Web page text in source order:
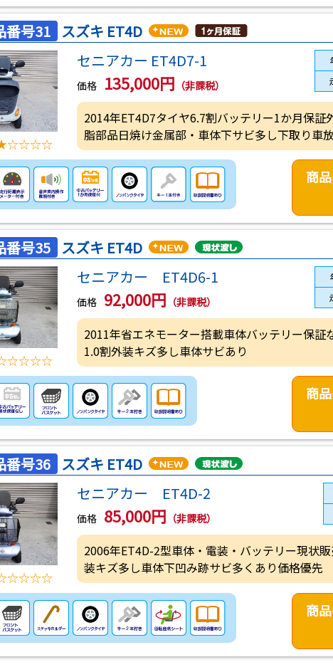
番号31 スズキ ET4D
セニアカー ET4D7-1
価格 135,000円 （非課税）
2014年ET4D7タイヤ6.7割バッテリー1か月保証
脂部品日焼け金属部・車体下サビ多し下取り車
商
番号35 スズキ ET4D
セニアカー ET4D6-1
価格 92,000円 （非課税）
2011年省エネモーター搭載車体バッテリー保証
1.0割外装キズ多し車体サビあり
商
番号36 スズキ ET4D
セニアカー ET4D-2
価格 85,000円 （非課税）
2006年ET4D-2型車体・電装・バッテリー現状
装キズ多し車体下凹み跡サビ多くあり価格優先
商